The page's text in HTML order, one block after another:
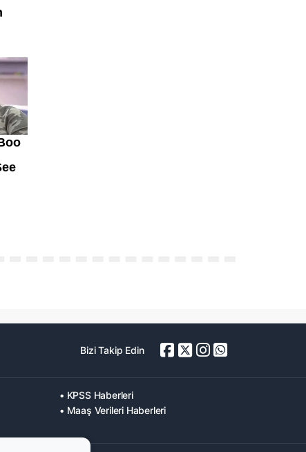
Bizi Takip Edin
• KPSS Haberleri
• Maaş Verileri Haberleri